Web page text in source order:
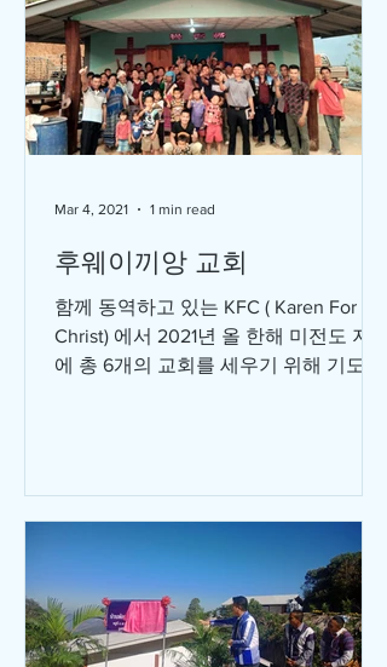
후웨이끼앙 교회
함께 동역하고 있는 KFC ( Karen For
Christ) 에서 2021년 올 한해 미전도 지역
에 총 6개의 교회를 세우기 위해 기도하
Mar 4, 2021 1 min read